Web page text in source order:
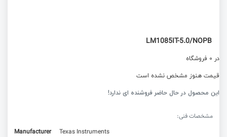
LM1085IT-5.0/NOPB
در 0 فروشگاه
قیمت هنوز مشخص نشده است
این محصول در حال حاضر فروشنده ای ندارد!
مشخصات فنی:
Manufacturer
Texas Instruments